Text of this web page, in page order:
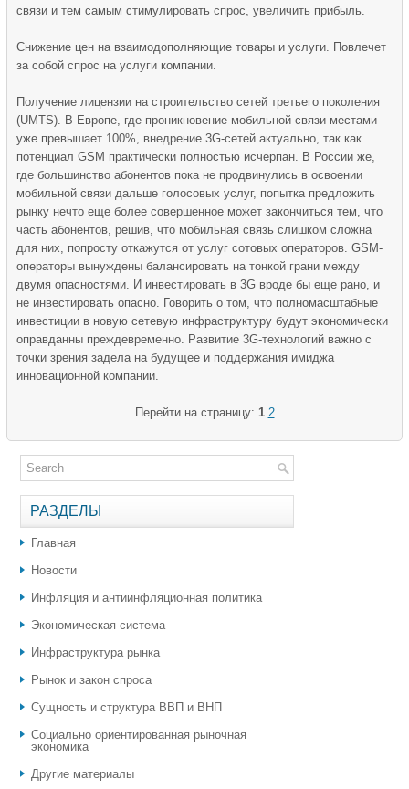
связи и тем самым стимулировать спрос, увеличить прибыль.
Снижение цен на взаимодополняющие товары и услуги. Повлечет
за собой спрос на услуги компании.
Получение лицензии на строительство сетей третьего поколения
(UMTS). В Европе, где проникновение мобильной связи местами
уже превышает 100%, внедрение 3G-сетей актуально, так как
потенциал GSM практически полностью исчерпан. В России же,
где большинство абонентов пока не продвинулись в освоении
мобильной связи дальше голосовых услуг, попытка предложить
рынку нечто еще более совершенное может закончиться тем, что
часть абонентов, решив, что мобильная связь слишком сложна
для них, попросту откажутся от услуг сотовых операторов. GSM-
операторы вынуждены балансировать на тонкой грани между
двумя опасностями. И инвестировать в 3G вроде бы еще рано, и
не инвестировать опасно. Говорить о том, что полномасштабные
инвестиции в новую сетевую инфраструктуру будут экономически
оправданны преждевременно. Развитие 3G-технологий важно с
точки зрения задела на будущее и поддержания имиджа
инновационной компании.
Перейти на страницу: 1 2
РАЗДЕЛЫ
Главная
Новости
Инфляция и антиинфляционная политика
Экономическая система
Инфраструктура рынка
Рынок и закон спроса
Сущность и структура ВВП и ВНП
Социально ориентированная рыночная
экономика
Другие материалы